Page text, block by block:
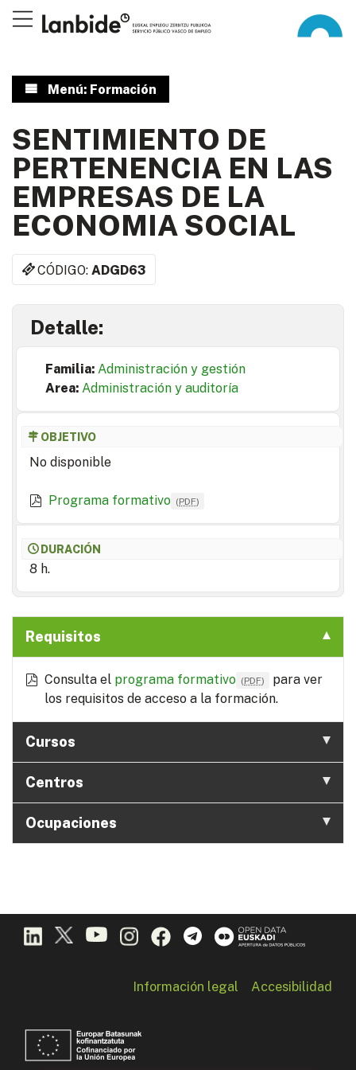
Menú: Formación
SENTIMIENTO DE
PERTENENCIA EN LAS
EMPRESAS DE LA
ECONOMIA SOCIAL
CÓDIGO:ADGD63
Detalle:
Familia: Administración y gestión
Area: Administración y auditoría
OBJETIVO
No disponible
Programa formativo (PDF)
DURACIÓN
8 h.
Requisitos
Consulta el programa formativo (PDF)
para ver
los requisitos de acceso a la formación.
Cursos
Centros
Ocupaciones
Información legal Accesibilidad